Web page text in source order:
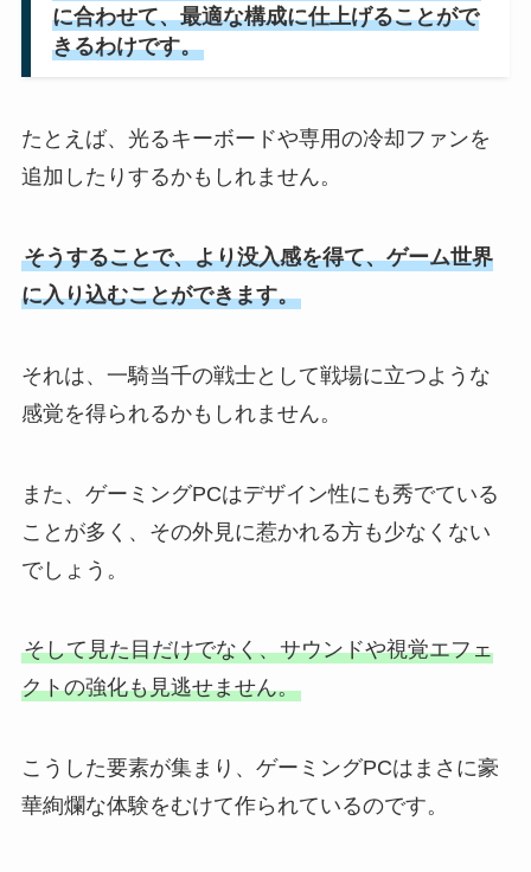
に合わせて、最適な構成に仕上げることがで
きるわけです。
たとえば、光るキーボードや専用の冷却ファンを
追加したりするかもしれません。
そうすることで、より没入感を得て、ゲーム世界
に入り込むことができます。
それは、一騎当千の戦士として戦場に立つような
感覚を得られるかもしれません。
また、ゲーミングPCはデザイン性にも秀でている
ことが多く、その外見に惹かれる方も少なくない
でしょう。
そして見た目だけでなく、サウンドや視覚エフェ
クトの強化も見逃せません。
こうした要素が集まり、ゲーミングPCはまさに豪
華絢爛な体験をむけて作られているのです。